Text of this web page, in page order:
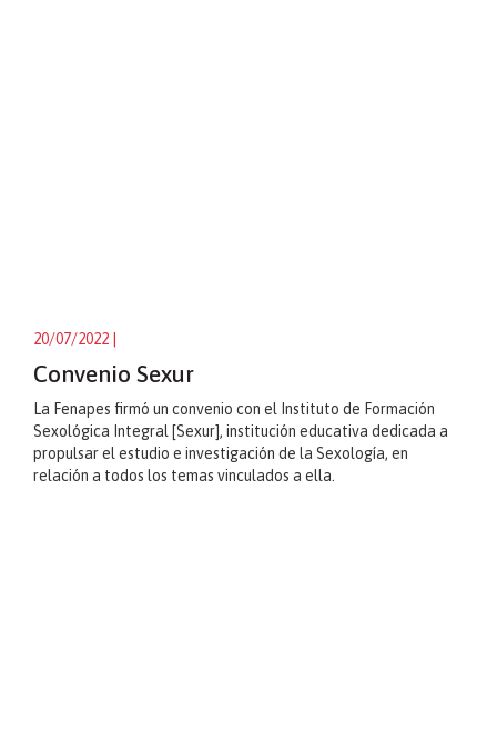
20/07/2022
Convenio Sexur
La Fenapes firmó un convenio con el Instituto de Formación
Sexológica Integral [Sexur], institución educativa dedicada a
propulsar el estudio e investigación de la Sexología, en
relación a todos los temas vinculados a ella.